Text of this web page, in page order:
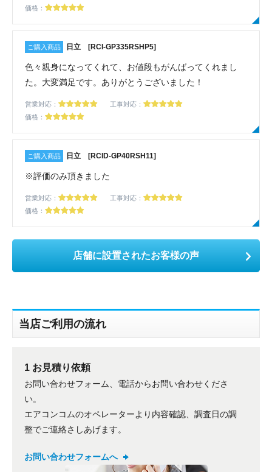
価格：
日立 [RCI-GP335RSHP5]
色々親身になってくれて、お値段もがんばってくれまし
た。大変満足です。ありがとうございました！
営業対応：
工事対応：
価格：
日立 [RCID-GP40RSH11]
※評価のみ頂きました
営業対応：
工事対応：
価格：
店舗に設置されたお客様の声
当店ご利用の流れ
1 お見積り依頼
お問い合わせフォーム、電話からお問い合わせくださ
い。
エアコンコムのオペレーターより内容確認、調査日の調
整でご連絡さしあげます。
お問い合わせフォームへ
折り返しのご連絡 お電話